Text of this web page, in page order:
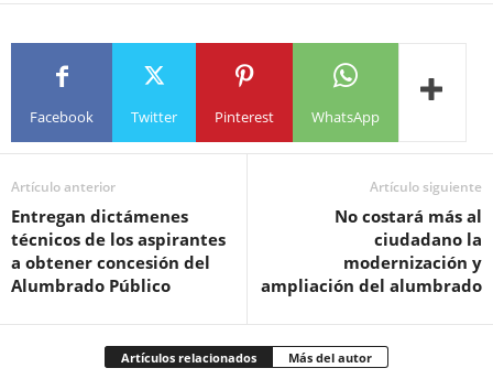
Facebook Twitter Pinterest WhatsApp
Artículo anterior
Entregan dictámenes
técnicos de los aspirantes
a obtener concesión del
Alumbrado Público
Artículo siguiente
No costará más al
ciudadano la
modernización y
ampliación del alumbrado
Artículos relacionados Más del autor